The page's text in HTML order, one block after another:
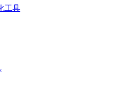
工具